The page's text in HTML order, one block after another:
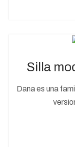
Silla
Dana es una